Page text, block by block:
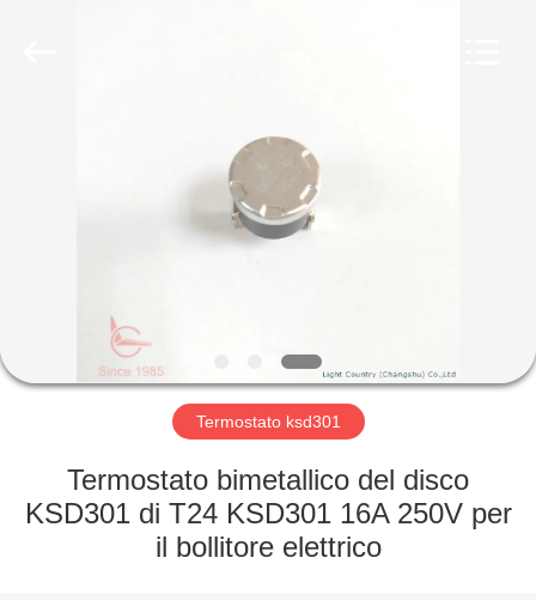
MOSTRA
VR
CIRCA
NOI
Termostato ksd301
Termostato bimetallico del disco
KSD301 di T24 KSD301 16A 250V per
il bollitore elettrico